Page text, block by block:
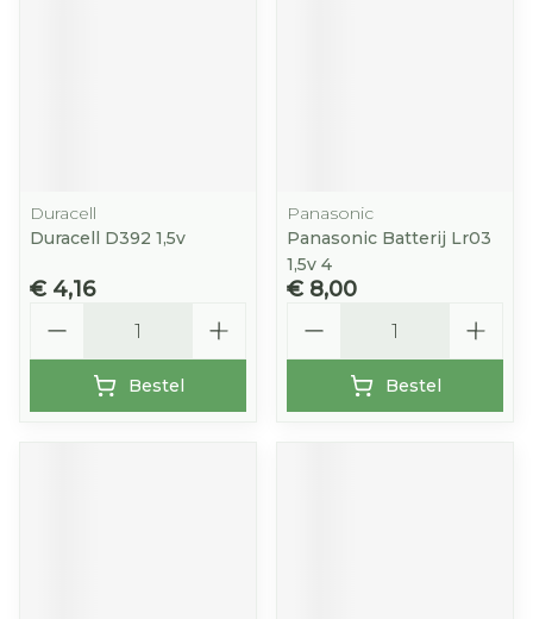
Duracell
Duracell D392 1,5v
€ 4,16
Bestel
Panasonic
Panasonic Batterij Lr03
1,5v 4
€ 8,00
Bestel